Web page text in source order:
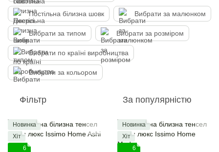
Постільна білизна шовк Вибрати за малюнком
Вибрати за типом Вибрати за розміром
Вибрати по країні виробництва
Вибрати за кольором
Фільтр За популярністю
Новинка
Хіт
6
Новинка
Хіт
6